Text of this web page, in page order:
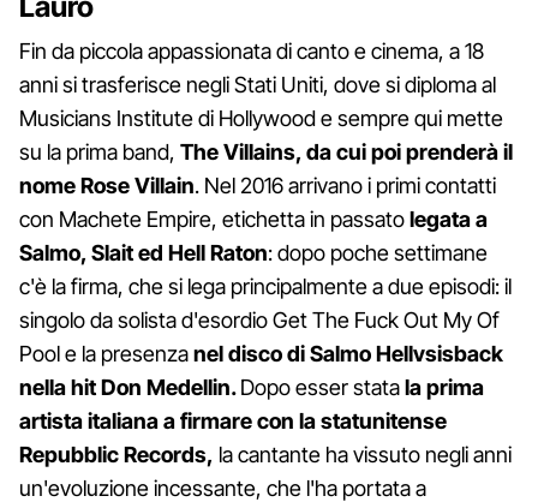
Fin da piccola appassionata di canto e cinema, a 18
anni si trasferisce negli Stati Uniti, dove si diploma al
Musicians Institute di Hollywood e sempre qui mette
su la prima band, The Villains, da cui poi prenderà il
nome Rose Villain. Nel 2016 arrivano i primi contatti
con Machete Empire, etichetta in passatolegata a
Salmo, Slait ed Hell Raton: dopo poche settimane
c'è la firma, che si lega principalmente a due episodi: il
singolo da solista d'esordio Get The Fuck Out My Of
Pool e la presenzanel disco di Salmo Hellvsisback
nella hit Don Medellin.Dopo esser statala prima
artista italiana a firmare con la statunitense
Repubblic Records, la cantante ha vissuto negli anni
un'evoluzione incessante, che l'ha portata a